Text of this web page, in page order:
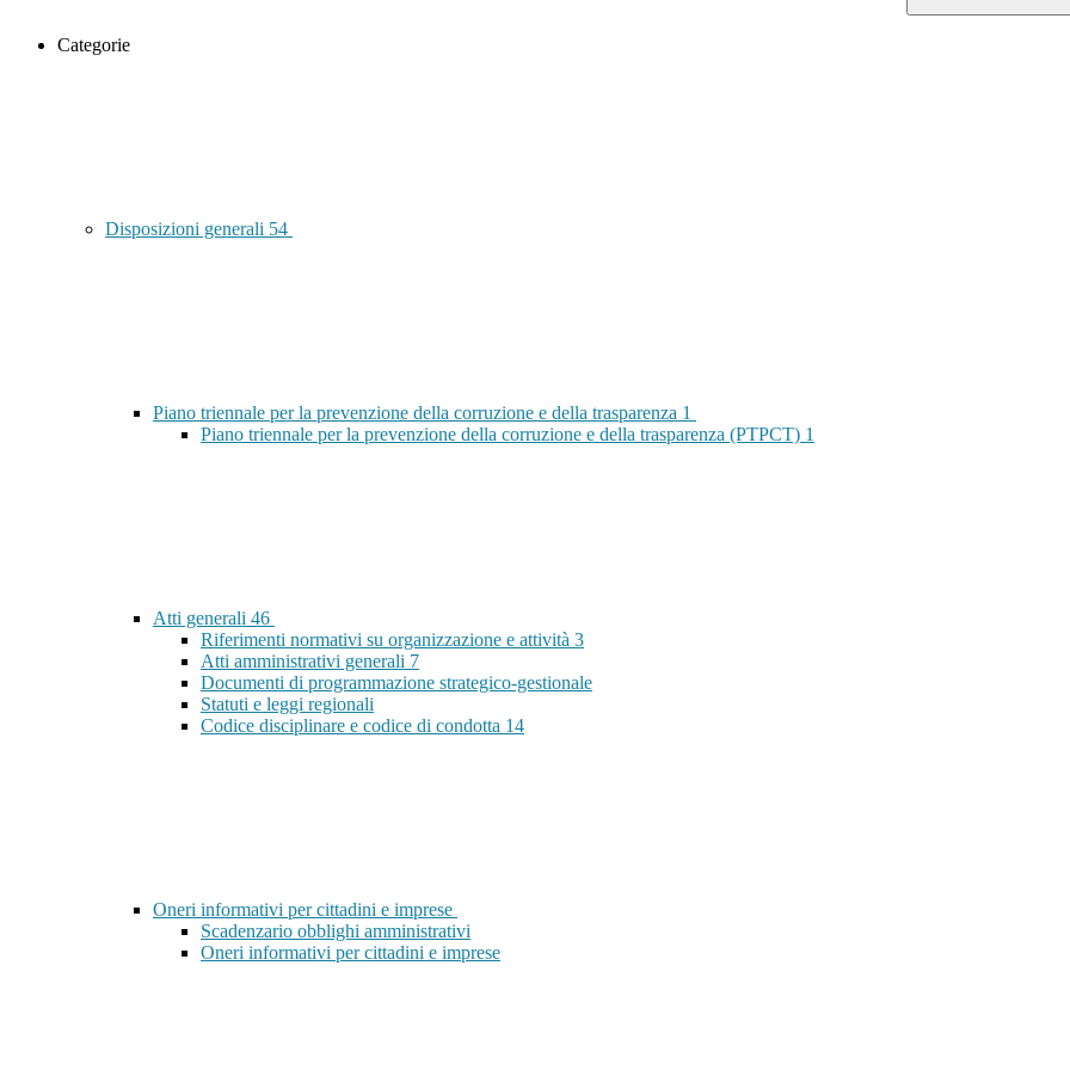
Categorie
Disposizioni generali 54
Piano triennale per la prevenzione della corruzione e della trasparenza 1
Piano triennale per la prevenzione della corruzione e della trasparenza (PTPCT) 1
Atti generali 46
Riferimenti normativi su organizzazione e attività 3
Atti amministrativi generali 7
Documenti di programmazione strategico-gestionale
Statuti e leggi regionali
Codice disciplinare e codice di condotta 14
Oneri informativi per cittadini e imprese
Scadenzario obblighi amministrativi
Oneri informativi per cittadini e imprese